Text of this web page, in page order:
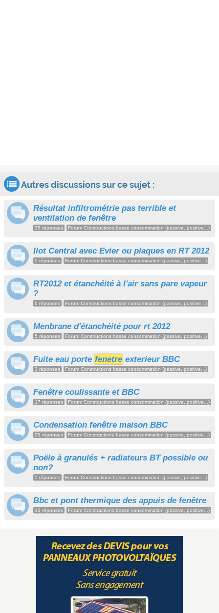
Autres discussions sur ce sujet :
Résultat infiltrométrie pas terrible et
ventilation de fenêtre
35 réponses Forum Constructions basse consommation (passive, positive...)
Ilot Central avec Evier ou plaques en RT 2012
5 réponses Forum Constructions basse consommation (passive, positive...)
RT2012 et étanchéité à l'air sans pare vapeur
?
6 réponses Forum Constructions basse consommation (passive, positive...)
Menbrane d'étanchéité pour rt 2012
5 réponses Forum Constructions basse consommation (passive, positive...)
Fuite eau porte fenetre exterieur BBC
3 réponses Forum Constructions basse consommation (passive, positive...)
Fenêtre coulissante et BBC
17 réponses Forum Constructions basse consommation (passive, positive...)
Condensation fenêtre maison BBC
25 réponses Forum Constructions basse consommation (passive, positive...)
Poële à granulés + radiateurs BT possible ou
non?
5 réponses Forum Constructions basse consommation (passive, positive...)
Bbc et pont thermique des appuis de fenêtre
13 réponses Forum Constructions basse consommation (passive, positive...)